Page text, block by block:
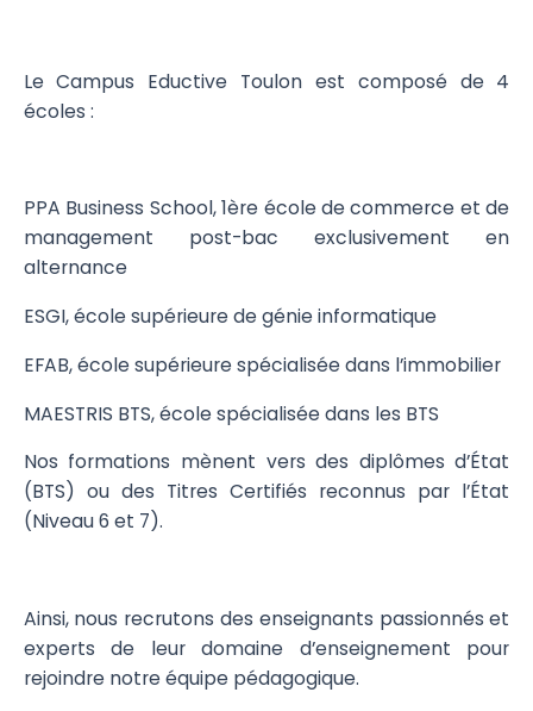
Le Campus Eductive Toulon est composé de 4
écoles :
PPA Business School, 1ère école de commerce et de
management post-bac exclusivement en
alternance
ESGI, école supérieure de génie informatique
EFAB, école supérieure spécialisée dans l’immobilier
MAESTRIS BTS, école spécialisée dans les BTS
Nos formations mènent vers des diplômes d’État
(BTS) ou des Titres Certifiés reconnus par l’État
(Niveau 6 et 7).
Ainsi, nous recrutons des enseignants passionnés et
experts de leur domaine d’enseignement pour
rejoindre notre équipe pédagogique.